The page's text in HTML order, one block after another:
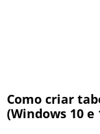
Como criar
(Windows 10 e